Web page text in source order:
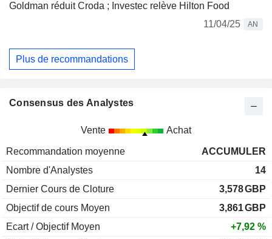
Goldman réduit Croda ; Investec relève Hilton Food
11/04/25
AN
Plus de recommandations
Consensus des Analystes
Vente Achat
Recommandation moyenne
ACCUMULER
Nombre d'Analystes
14
Dernier Cours de Cloture
3,578GBP
Objectif de cours Moyen
3,861GBP
Ecart / Objectif Moyen
+7,92 %